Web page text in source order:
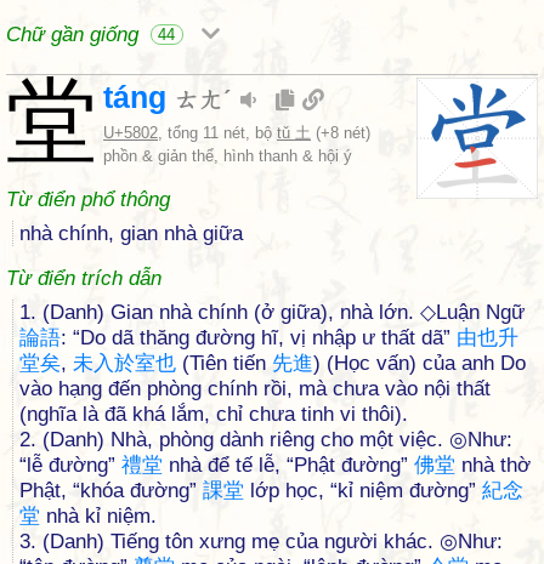
Chữ gần giống 44
堂 táng ㄊㄤˊ
U+5802, tổng 11 nét, bộ tǔ 土 (+8 nét)
phồn & giản thể, hình thanh & hội ý
Từ điển phổ thông
nhà chính, gian nhà giữa
Từ điển trích dẫn
1. (Danh) Gian nhà chính (ở giữa), nhà lớn. ◇Luận Ngữ
論語: “Do dã thăng đường hĩ, vị nhập ư thất dã” 由也升
堂矣, 未入於室也 (Tiên tiến 先進) (Học vấn) của anh Do
vào hạng đến phòng chính rồi, mà chưa vào nội thất
(nghĩa là đã khá lắm, chỉ chưa tinh vi thôi).
2. (Danh) Nhà, phòng dành riêng cho một việc. ◎Như:
“lễ đường” 禮堂 nhà để tế lễ, “Phật đường” 佛堂 nhà thờ
Phật, “khóa đường” 課堂 lớp học, “kỉ niệm đường” 紀念
堂 nhà kỉ niệm.
3. (Danh) Tiếng tôn xưng mẹ của người khác. ◎Như: